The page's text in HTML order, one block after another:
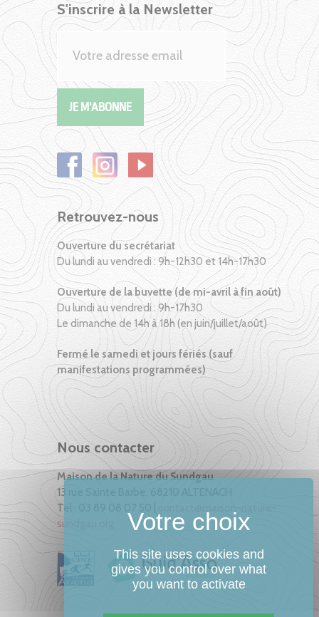
S'inscrire à la Newsletter
Retrouvez-nous
Ouverture du secrétariat
Du lundi au vendredi : 9h-12h30 et 14h-17h30
Ouverture de la buvette (de mi-avril à fin août)
Du lundi au vendredi : 9h-17h30
Le dimanche de 14h à 18h (en juin/juillet/août)
Fermé le samedi et jours fériés (sauf
manifestations programmées)
Nous contacter
Maison de la Nature du Sundgau
13 rue Sainte Barbe, 68210 ALTENACH
Tél : 03 89 08 07 50 |
sundgau.org
This site uses cookies and
gives you control over what
you want to activate